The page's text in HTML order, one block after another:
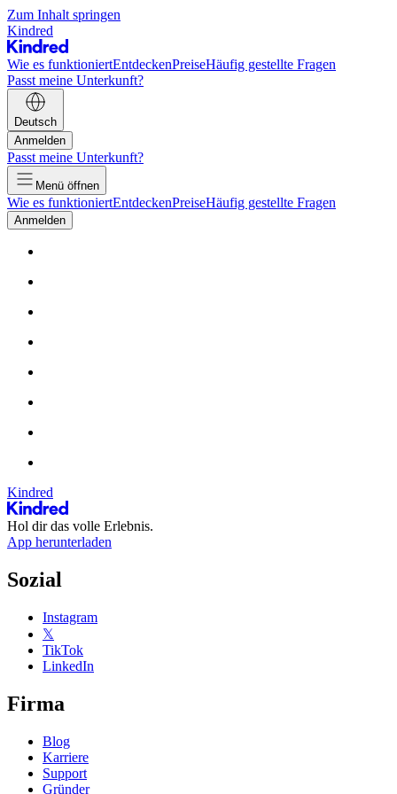
Zum Inhalt springen
Kindred
Wie es funktioniertEntdeckenPreiseHäufig gestellte Fragen
Passt meine Unterkunft?
Deutsch
Anmelden
Passt meine Unterkunft?
Menü öffnen
Wie es funktioniertEntdeckenPreiseHäufig gestellte Fragen
Anmelden
Kindred
Hol dir das volle Erlebnis.
App herunterladen
Sozial
Instagram
𝕏
TikTok
LinkedIn
Firma
Blog
Karriere
Support
Gründer